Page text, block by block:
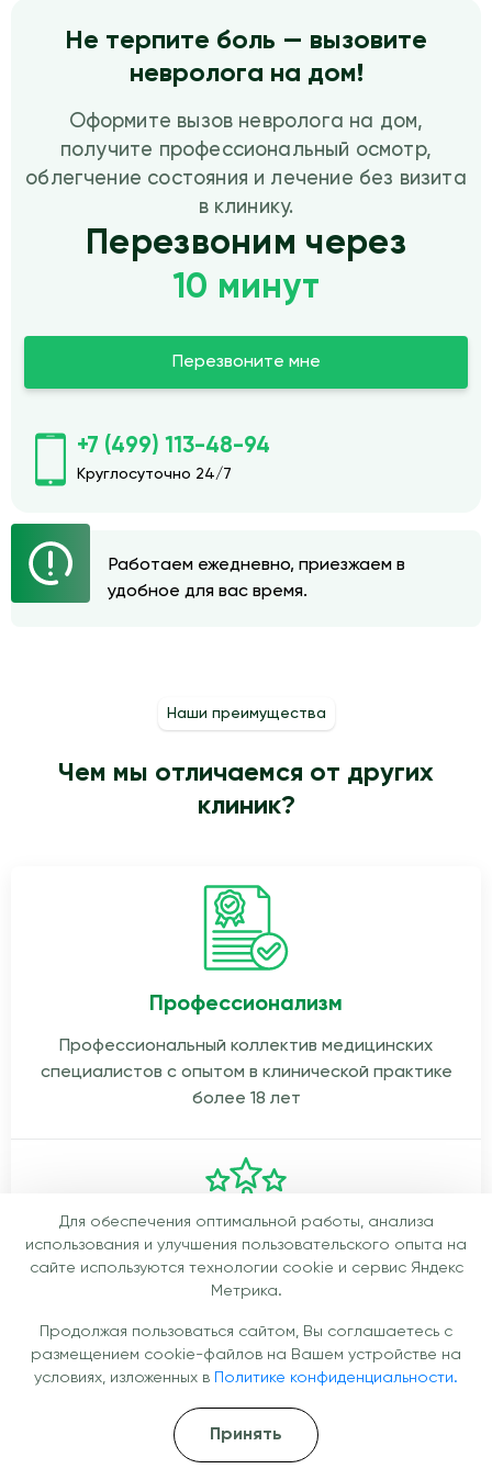
Не терпите боль — вызовите
невролога на дом!
Оформите вызов невролога на дом,
получите профессиональный осмотр,
облегчение состояния и лечение без визита
в клинику.
Перезвоним через
10 минут
Перезвоните мне
+7 (499) 113-48-94
Круглосуточно 24/7
Работаем ежедневно, приезжаем в
удобное для вас время.
Наши преимущества
Чем мы отличаемся от других
клиник?
Профессионализм
Профессиональный коллектив медицинских
специалистов с опытом в клинической практике
более 18 лет
Качество услуг
Используем проверенные схемы терапии с
доказанной эффективностью
Для обеспечения оптимальной работы, анализа
использования и улучшения пользовательского опыта на
сайте используются технологии cookie и сервис Яндекс
Метрика.
Продолжая пользоваться сайтом, Вы соглашаетесь с
размещением cookie-файлов на Вашем устройстве на
условиях, изложенных в
Политике конфиденциальности.
Принять